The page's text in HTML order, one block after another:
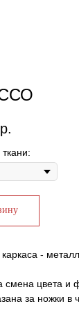
р.
-
цвета и
за ножки в